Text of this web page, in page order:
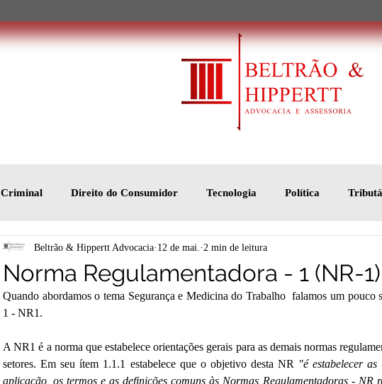
Criminal Direito do Consumidor Tecnologia Política
Norma Regulamentadora - 1 (NR-1)
Beltrão & Hippertt Advocacia 12 de mai. 2 min de leitura
Quando abordamos o tema Segurança e Medicina do Trabalho  falamos um pouco
1 - NR1.
A NR1 é a norma que estabelece orientações gerais para as demais normas
setores. Em seu ítem 1.1.1 estabelece que o objetivo desta NR "é estabelecer
aplicação, os termos e as definições comuns às Normas Regulamentadoras - NR